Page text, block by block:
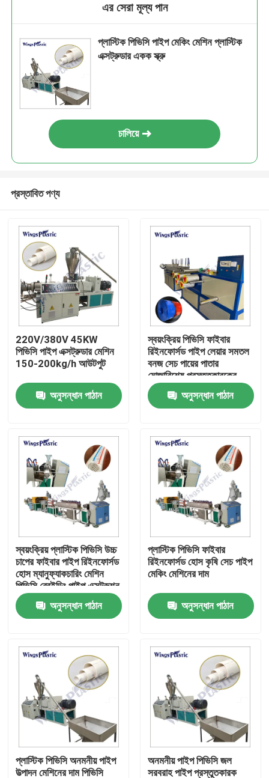
পণ্য
আমাদের সম্পর্কে
কারখানা ভ্রমণ
মান নিয়ন্ত্রণ
যোগাযোগ করুন
প্লাস্টিক পাইপ এক্সট্রুডার মেশিন
প্লাস্টিক পাইপ এক্সট্রুশন লাইন
প্লাস্টিক টিউব এক্সট্রুডার মেশিন
এইচডিপিই পাইপ এক্সট্রুডার মেশিন
এর সেরা মূল্য পান
প্লাস্টিক পিভিসি পাইপ মেকিং মেশিন প্লাস্টিক
এক্সট্রুডার একক স্ক্রু
চালিয়ে
প্রস্তাবিত পণ্য
220V/380V 45KW
পিভিসি পাইপ এক্সট্রুডার মেশিন
150-200kg/h আউটপুট
অনুসন্ধান পাঠান
স্বয়ংক্রিয় পিভিসি ফাইবার
রিইনফোর্সড পাইপ লেয়ার সমতল
বনজ সেচ পায়ের পাতার
মোজাবিশেষ প্রস্তুতকারকের
মেশিন
অনুসন্ধান পাঠান
স্বয়ংক্রিয় প্লাস্টিক পিভিসি উচ্চ
চাপের ফাইবার পাইপ রিইনফোর্সড
হোস ম্যানুফ্যাকচারিং মেশিন
পিভিসি ব্রেইডিং পাইপ এক্সট্রুশন
মেশিন
অনুসন্ধান পাঠান
প্লাস্টিক পিভিসি ফাইবার
রিইনফোর্সড হোস কৃষি সেচ পাইপ
মেকিং মেশিনের দাম
অনুসন্ধান পাঠান
প্লাস্টিক পিভিসি অনমনীয় পাইপ
উত্পাদন মেশিনের দাম পিভিসি
অনমনীয় পাইপ পিভিসি জল
সরবরাহ পাইপ প্রস্তুতকারক